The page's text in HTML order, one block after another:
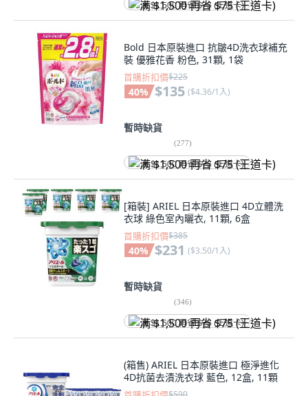
满 $1,500 再省 $75 (王道卡)
Bold 日本原裝進口 抗皺4D洗衣球補充
裝 優雅花香 粉色, 31顆, 1袋
首購折扣價$225
40% $135 ($4.36/1入)
暫時缺貨
(277)
满 $1,500 再省 $75 (王道卡)
[箱裝] ARIEL 日本原裝進口 4D立體洗
衣球 綠色室內曬衣, 11顆, 6盒
首購折扣價$385
40% $231 ($3.50/1入)
暫時缺貨
(346)
满 $1,500 再省 $75 (王道卡)
(箱售) ARIEL 日本原裝進口 極淨進化
4D抗菌去漬洗衣球 藍色, 12盒, 11顆